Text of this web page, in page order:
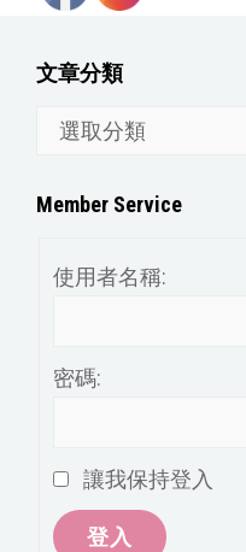
文章分類
分
Member Service
使用者名稱:
密碼:
讓我保持登入
登入